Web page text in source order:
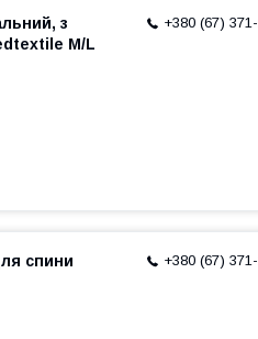
+380 (67)
з
M/L
+380 (67)
спини